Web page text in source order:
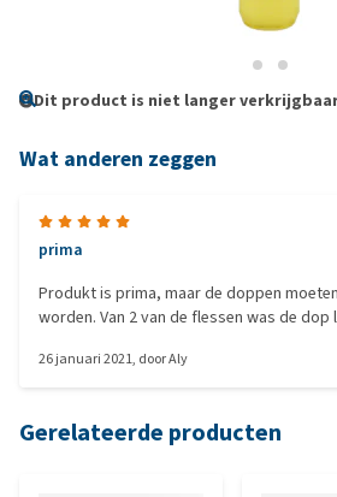
Dit product is niet langer
Wat anderen zeggen
prima
Produkt is prima, maar de doppen
worden. Van 2 van de flessen was de dop losgegaan en een
smeerboel en verlies van ongeveer 1 fles.
26 januari 2021, doorAly
Gerelateerde producten